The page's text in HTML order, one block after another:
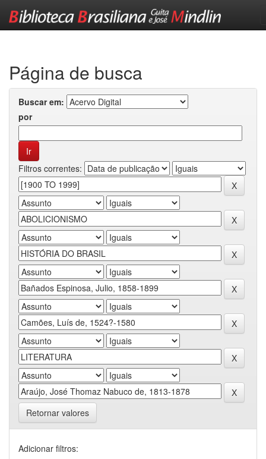
Página de busca
Buscar em:
por
Filtros correntes:
Retornar valores
Adicionar filtros: